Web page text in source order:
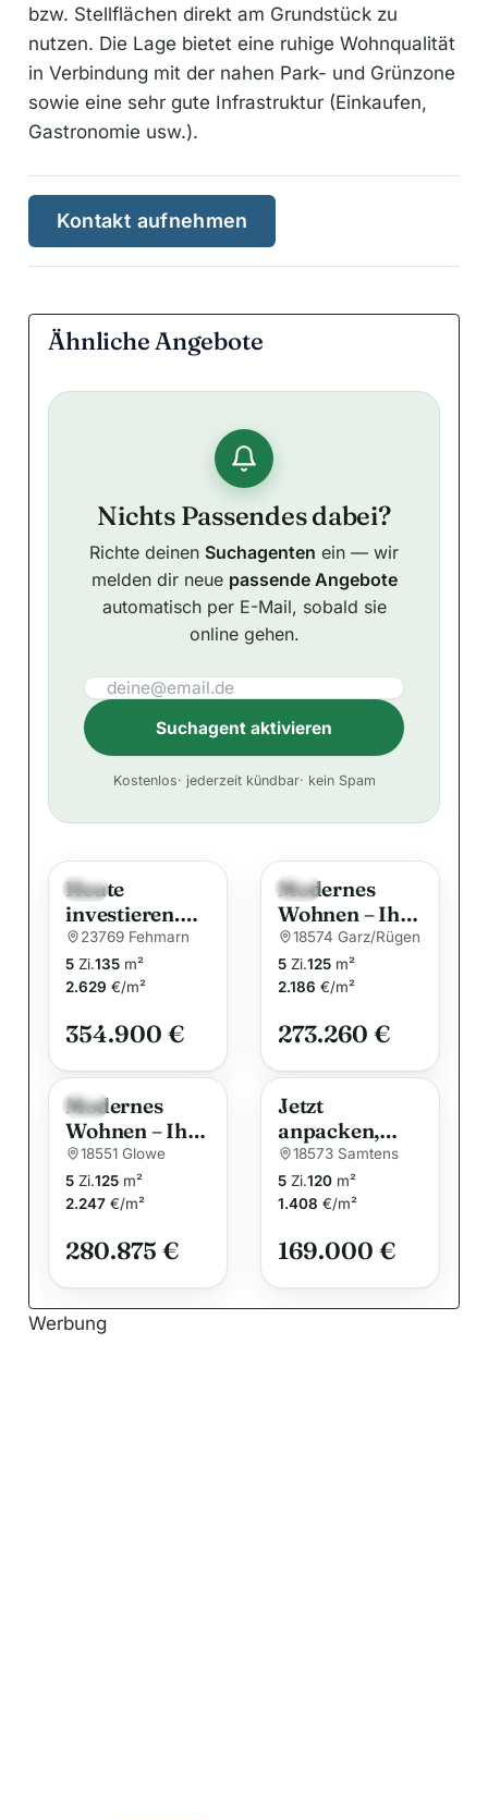
bzw. Stellflächen direkt am Grundstück zu
nutzen. Die Lage bietet eine ruhige Wohnqualität
in Verbindung mit der nahen Park- und Grünzone
sowie eine sehr gute Infrastruktur (Einkaufen,
Gastronomie usw.).
Kontakt aufnehmen
Ähnliche Angebote
Nichts Passendes dabei?
Richte deinen Suchagenten ein — wir
melden dir neue passende Angebote
automatisch per E-Mail, sobald sie
online gehen.
Suchagent aktivieren
t
Kostenlos· jederzeit kündbar· kein Spam
Neu
Heute
investieren.
Morgen
profitieren.
Vollsaniertes
aus mit zwei
vermieteten
Wohneinheite
n.
23769 Fehmarn
5 Zi.135 m²
2.629 €/m²
354.900 €
Neu
Modernes
Wohnen – Ihr
Traumhaus
für die ganze
Familie
18574 Garz/Rügen
5 Zi.125 m²
2.186 €/m²
273.260 €
Neu
Modernes
Wohnen – Ihr
Traumhaus
für die ganze
Familie
18551 Glowe
5 Zi.125 m²
2.247 €/m²
280.875 €
Jetzt
anpacken,
gestalten,
einziehen –
Familienhaus
in Samtens
auf Rügen
18573 Samtens
5 Zi.120 m²
1.408 €/m²
169.000 €
Werbung